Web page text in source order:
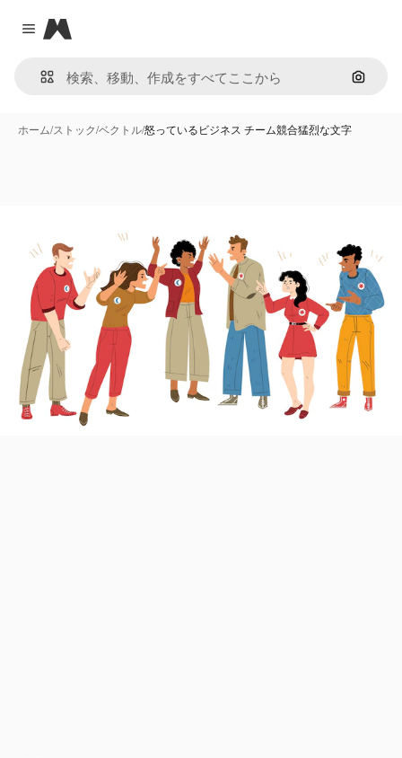
Close menu
Magnific
画像で
ホーム/ストック/ベクトル/怒っているビジネス チーム競合猛烈な文字